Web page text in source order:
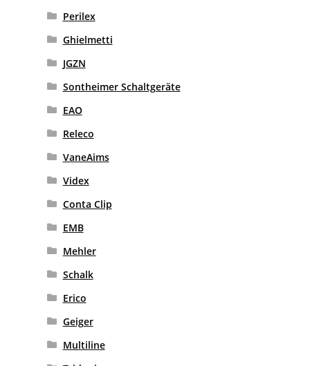
Perilex
Ghielmetti
JGZN
Sontheimer Schaltgeräte
EAO
Releco
VaneAims
Videx
Conta Clip
EMB
Mehler
Schalk
Erico
Geiger
Multiline